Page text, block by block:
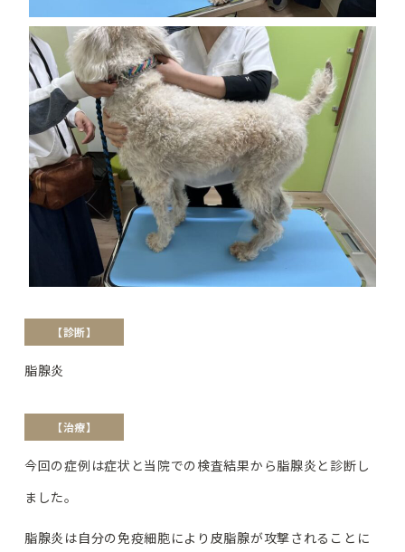
【診断】
脂腺炎
【治療】
今回の症例は症状と当院での検査結果から脂腺炎と診断し
ました。
脂腺炎は自分の免疫細胞により皮脂腺が攻撃されることに